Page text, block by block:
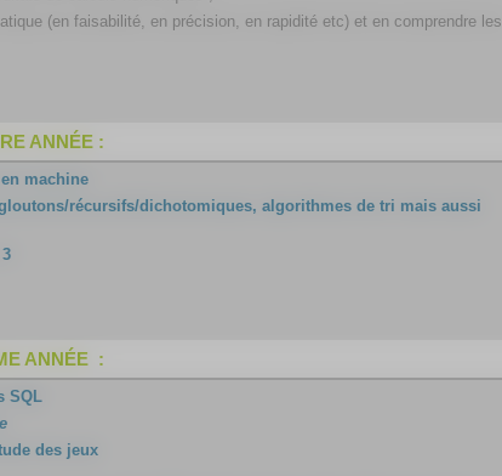
(en faisabilité, en précision, en rapidité etc) et en comprendre les
ANNÉE :
machine
récursifs/dichotomiques, algorithmes de tri mais aussi
ANNÉE :
SQL
des jeux